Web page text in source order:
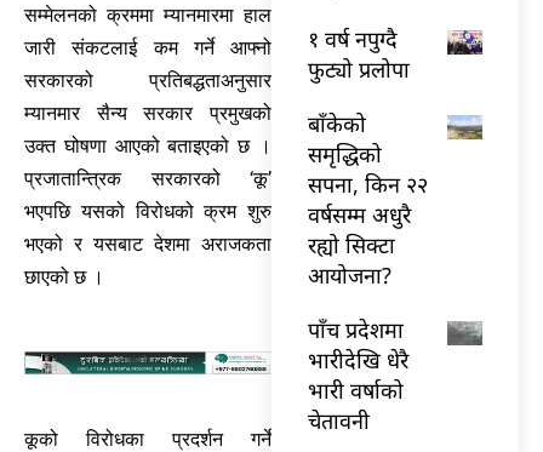
सम्मेलनको क्रममा म्यानमारमा हाल
जारी संकटलाई कम गर्ने आफ्नो
सरकारको प्रतिबद्धताअनुसार
म्यानमार सैन्य सरकार प्रमुखको
उक्त घोषणा आएको बताइएको छ ।
प्रजातान्त्रिक सरकारको ‘कू’
भएपछि यसको विरोधको क्रम शुरु
भएको र यसबाट देशमा अराजकता
छाएको छ ।
कूको विरोधका प्रदर्शन गर्ने
१ वर्ष नपुग्दै
फुट्यो प्रलोपा
बाँकेको
समृद्धिको
सपना, किन २२
वर्षसम्म अधुरै
रह्यो सिक्टा
आयोजना?
पाँच प्रदेशमा
भारीदेखि धेरै
भारी वर्षाको
चेतावनी